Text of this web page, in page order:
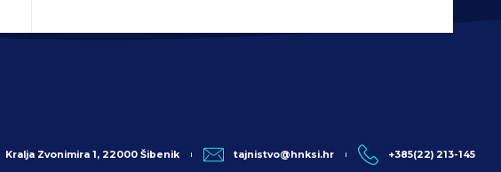
Kralja Zvonimira 1, 22000 Šibenik tajnistvo@hnksi.hr +385(22) 213-145